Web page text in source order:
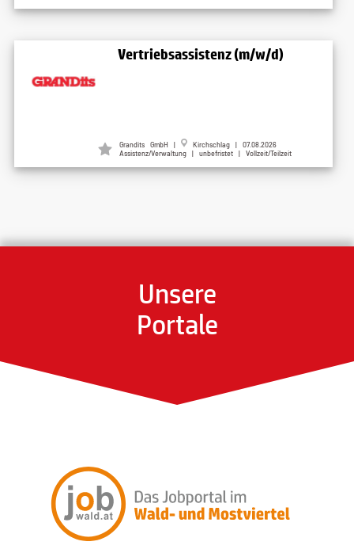
Vertriebsassistenz (m/w/d)
Grandits GmbH |
Kirchschlag | 07.08.2026
Assistenz/Verwaltung | unbefristet | Vollzeit/Teilzeit
Unsere
Portale